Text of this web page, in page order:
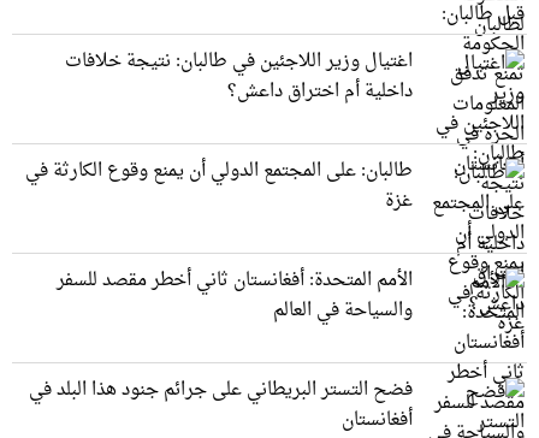
اغتيال وزير اللاجئين في طالبان: نتيجة خلافات
داخلية أم اختراق داعش؟
طالبان: على المجتمع الدولي أن يمنع وقوع الكارثة في
غزة
الأمم المتحدة: أفغانستان ثاني أخطر مقصد للسفر
والسياحة في العالم
فضح التستر البريطاني على جرائم جنود هذا البلد في
أفغانستان